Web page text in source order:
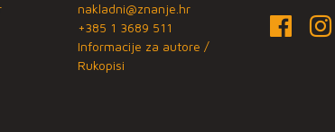
nakladni@znanje.hr
+385 1 3689 511
Informacije za autore /
Rukopisi